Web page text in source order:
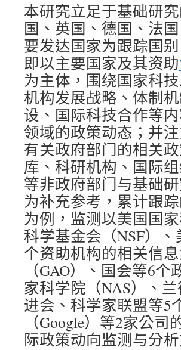
本研究立足于基础研
国、英国、德国、法
要发达国家为跟踪国
即以主要国家及其资助
为主体，围绕国家科
机构发展战略、体制
设、国际科技合作等
领域的政策动态；并
有关政府部门的相关
库、科研机构、国际
等非政府部门与基础
为补充参考，累计跟
为例，监测以美国国
科学基金会（NSF）
个资助机构的相关信
（GAO）、国会等6
家科学院（NAS）、
进会、科学家联盟等5
（Google）等2家公
际政策动向监测与分